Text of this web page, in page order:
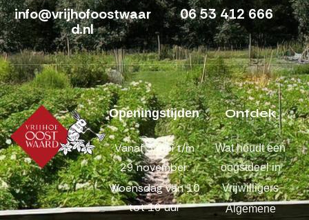
info@vrijhofoostwaar
d.nl
06 53 412 666
Openingstijden
Vanaf 3 mei t/m
29 november:
Woensdag van 10
tot 16 uur
Ontdek
Wat houdt een
oogstdeel in
Vrijwilligers
Algemene